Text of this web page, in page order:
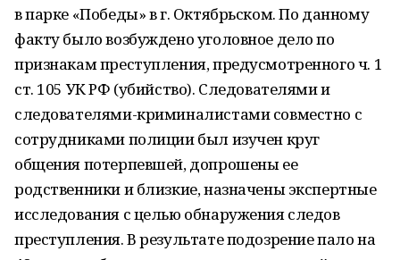
в парке «Победы» в г. Октябрьском. По данному
факту было возбуждено уголовное дело по
признакам преступления, предусмотренного ч. 1
ст. 105УКРФ (убийство). Следователями и
следователями-криминалистами совместно с
сотрудниками полиции был изучен круг
общения потерпевшей, допрошены ее
родственники и близкие, назначены экспертные
исследования с целью обнаружения следов
преступления. В результате подозрение пало на